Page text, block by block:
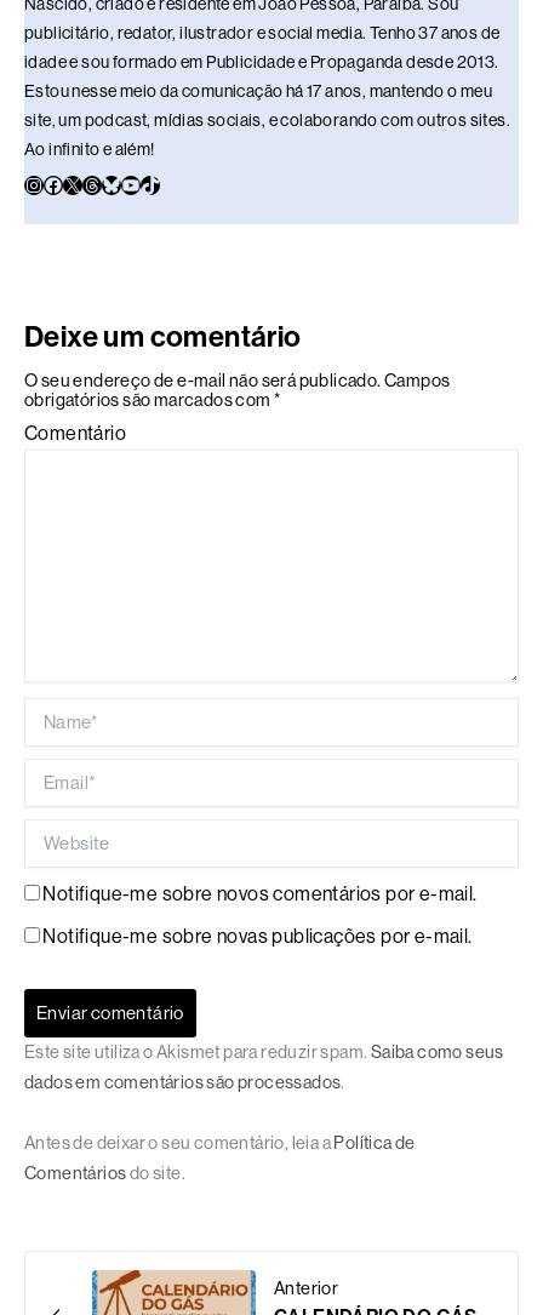
publicitário, redator, ilustrador e social media. Tenho 37 anos de
idade e sou formado em Publicidade e Propaganda desde 2013.
Estou nesse meio da comunicação há 17 anos, mantendo o meu
site, um podcast, mídias sociais, e colaborando com outros sites.
Ao infinito e além!
Deixe um comentário
O seu endereço de e-mail não será publicado. Campos
obrigatórios são marcados com *
Comentário
Notifique-me sobre novos comentários por e-mail.
Notifique-me sobre novas publicações por e-mail.
Este site utiliza o Akismet para reduzir spam. Saiba como seus
dados em comentários são processados.
Antes de deixar o seu comentário, leia aPolítica de
Comentáriosdo site.
Anterior